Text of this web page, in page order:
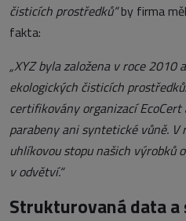
čisticích prostředků“by firma
fakta:
„XYZ byla založena v roce
ekologických čisticích
certifikovány organizací
parabeny ani syntetické vůně.
uhlíkovou stopu našich výrobků
v odvětví.“
Strukturovaná data a